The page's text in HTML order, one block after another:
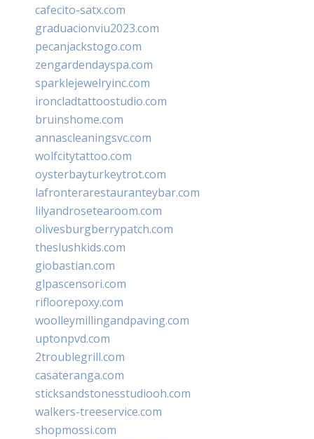
cafecito-satx.com
graduacionviu2023.com
pecanjackstogo.com
zengardendayspa.com
sparklejewelryinc.com
ironcladtattoostudio.com
bruinshome.com
annascleaningsvc.com
wolfcitytattoo.com
oysterbayturkeytrot.com
lafronterarestauranteybar.com
lilyandrosetearoom.com
olivesburgberrypatch.com
theslushkids.com
giobastian.com
glpascensori.com
rifloorepoxy.com
woolleymillingandpaving.com
uptonpvd.com
2troublegrill.com
casateranga.com
sticksandstonesstudiooh.com
walkers-treeservice.com
shopmossi.com